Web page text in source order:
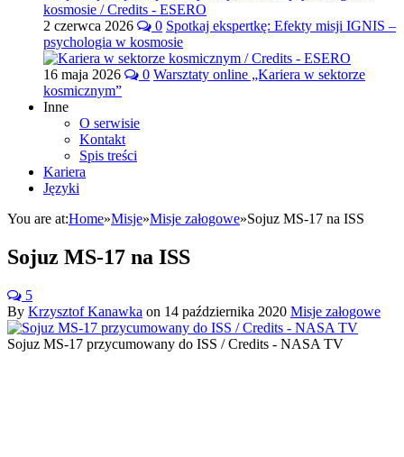
2 czerwca 2026 0 Spotkaj ekspertkę: Efekty misji IGNIS –
psychologia w kosmosie
16 maja 2026 0 Warsztaty online „Kariera w sektorze
kosmicznym”
Inne
O serwisie
Kontakt
Spis treści
Kariera
Języki
You are at:Home»Misje»Misje załogowe»Sojuz MS-17 na ISS
Sojuz MS-17 na ISS
5
By Krzysztof Kanawka on 14 października 2020 Misje załogowe
Sojuz MS-17 przycumowany do ISS / Credits - NASA TV